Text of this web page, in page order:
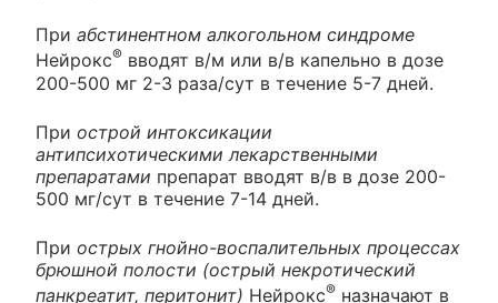
При абстинентном алкогольном синдроме
Нейрокс® вводят в/м или в/в капельно в дозе
200-500 мг 2-3 раза/сут в течение 5-7 дней.
При острой интоксикации
антипсихотическими лекарственными
препаратами препарат вводят в/в в дозе 200-
500 мг/сут в течение 7-14 дней.
При острых гнойно-воспалительных процессах
брюшной полости (острый некротический
панкреатит, перитонит) Нейрокс® назначают в